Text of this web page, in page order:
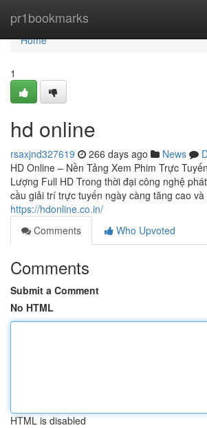
pr1bookmarks
Home
Home
1
hd online
rsaxjnd327619 266 days ago News
HD Online – Nền Tảng Xem Phim Trực
Lượng Full HD Trong thời đại công nghệ
cầu giải trí trực tuyến ngày càng tăng cao và
https://hdonline.co.in/
Comments
Who Upvoted
Comments
Submit a Comment
No HTML
HTML is disabled